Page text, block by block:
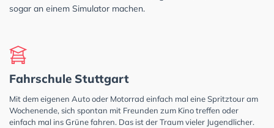
sogar an einem Simulator machen.
Fahrschule Stuttgart
Mit dem eigenen Auto oder Motorrad einfach mal eine Spritztour am
Wochenende, sich spontan mit Freunden zum Kino treffen oder
einfach mal ins Grüne fahren. Das ist der Traum vieler Jugendlicher.